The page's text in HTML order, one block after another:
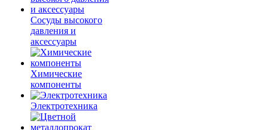
Сосуды высокого
давления и
аксессуары
Химические
компоненты
Электротехника